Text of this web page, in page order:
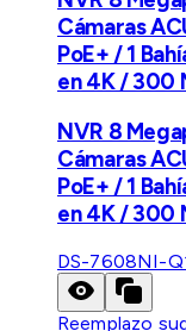
Cámaras
PoE+ / 1
en 4K / 300
NVR 8
Cámaras
PoE+ / 1
en 4K / 300
DS-7608NI-
Reemplazo